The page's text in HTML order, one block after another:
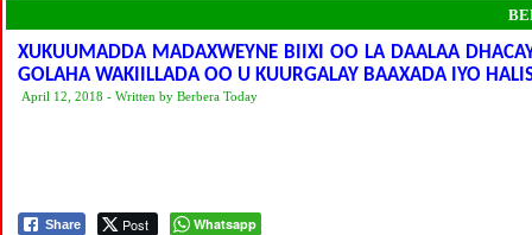
XUKUUMADDA MADAXWEYNE BIIXI OO LA DAALAA
GOLAHA WAKIILLADA OO U KUURGALAY BAAXADA IYO
April 12, 2018 - Written by Berbera Today
Share Post Whatsapp